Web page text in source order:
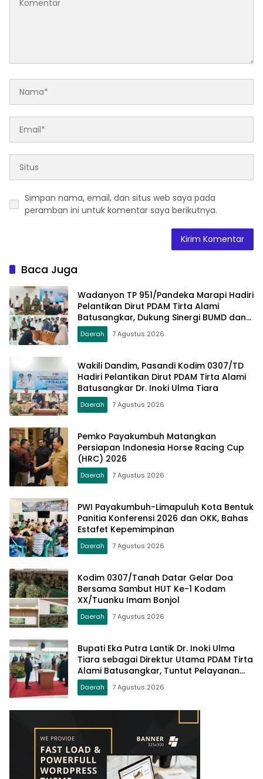
Simpan nama, email, dan situs web saya pada
peramban ini untuk komentar saya berikutnya.
Baca Juga
Wadanyon TP 951/Pandeka Marapi Hadiri
Pelantikan Dirut PDAM Tirta Alami
Batusangkar, Dukung Sinergi BUMD dan
Keamanan Daerah
Daerah 7 Agustus 2026
Wakili Dandim, Pasandi Kodim 0307/TD
Hadiri Pelantikan Dirut PDAM Tirta Alami
Batusangkar Dr. Inoki Ulma Tiara
Daerah 7 Agustus 2026
Pemko Payakumbuh Matangkan
Persiapan Indonesia Horse Racing Cup
(HRC) 2026
Daerah 7 Agustus 2026
PWI Payakumbuh-Limapuluh Kota Bentuk
Panitia Konferensi 2026 dan OKK, Bahas
Estafet Kepemimpinan
Daerah 7 Agustus 2026
Kodim 0307/Tanah Datar Gelar Doa
Bersama Sambut HUT Ke-1 Kodam
XX/Tuanku Imam Bonjol
Daerah 7 Agustus 2026
Bupati Eka Putra Lantik Dr. Inoki Ulma
Tiara sebagai Direktur Utama PDAM Tirta
Alami Batusangkar, Tuntut Pelayanan
Prima dan Tata Kelola Profesional
Daerah 7 Agustus 2026